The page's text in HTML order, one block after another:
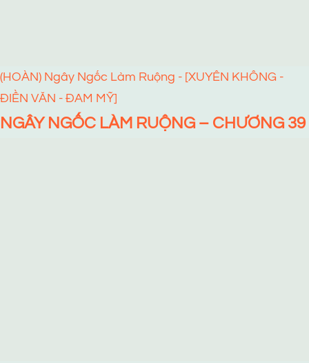
(HOÀN) Ngây Ngốc Làm Ruộng - [XUYÊN KHÔNG -
ĐIỀN VĂN - ĐAM MỸ]
NGÂY NGỐC LÀM RUỘNG – CHƯƠNG 39